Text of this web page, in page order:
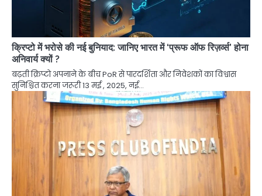
क्रिप्टो में भरोसे की नई बुनियाद: जानिए भारत में ‘प्रूफ ऑफ रिज़र्व्स’ होना
अनिवार्य क्यों ?
बढ़ती क्रिप्टो अपनाने के बीच PoR से पारदर्शिता और निवेशकों का विश्वास
सुनिश्चित करना जरूरी 13 मई , 2025, नई…